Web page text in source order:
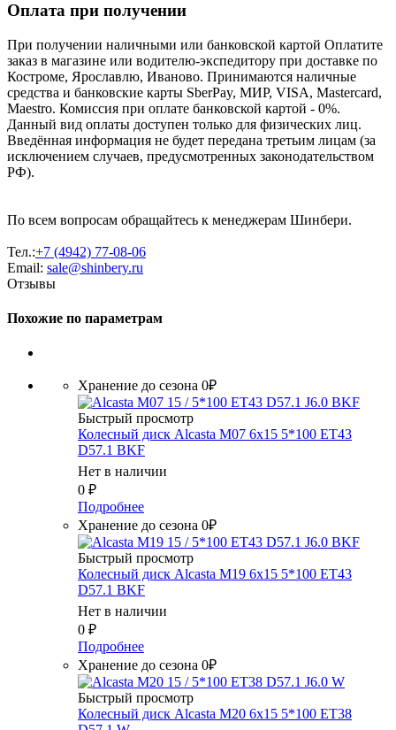
Оплата при получении
При получении наличными или банковской картой Оплатите
заказ в магазине или водителю-экспедитору при доставке по
Костроме, Ярославлю, Иваново. Принимаются наличные
средства и банковские карты SberPay, МИР, VISA, Mastercard,
Maestro. Комиссия при оплате банковской картой - 0%.
Данный вид оплаты доступен только для физических лиц.
Введённая информация не будет передана третьим лицам (за
исключением случаев, предусмотренных законодательством
РФ).
По всем вопросам обращайтесь к менеджерам Шинбери.
Тел.:+7 (4942) 77-08-06
Email: sale@shinbery.ru
Отзывы
Похожие по параметрам
Хранение до сезона 0₽
Быстрый просмотр
Колесный диск Alcasta M07 6x15 5*100 ET43
D57.1 BKF
Нет в наличии
0 ₽
Подробнее
Хранение до сезона 0₽
Быстрый просмотр
Колесный диск Alcasta M19 6x15 5*100 ET43
D57.1 BKF
Нет в наличии
0 ₽
Подробнее
Хранение до сезона 0₽
Быстрый просмотр
Колесный диск Alcasta M20 6x15 5*100 ET38